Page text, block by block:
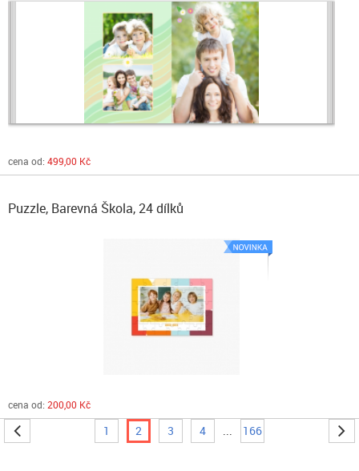
cena od: 499,00 Kč
Puzzle, Barevná Škola, 24 dílků
cena od: 200,00 Kč
1 2 3 4 166